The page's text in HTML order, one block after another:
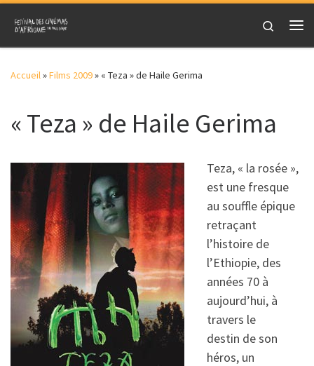
Skip to content
Search
Accueil»Films 2009» « Teza » de Haile Gerima
« Teza » de Haile Gerima
Teza, « la rosée »,
est une fresque
au souffle épique
retraçant
l’histoire de
l’Ethiopie, des
années 70 à
aujourd’hui, à
travers le
destin de son
héros, un